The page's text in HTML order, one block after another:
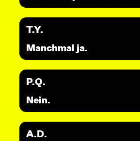
T.Y.
Manchmal ja.
P.Q.
Nein.
A.D.